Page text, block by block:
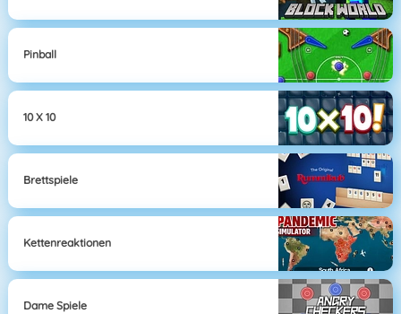
Pinball
10 X 10
Brettspiele
Kettenreaktionen
Dame Spiele